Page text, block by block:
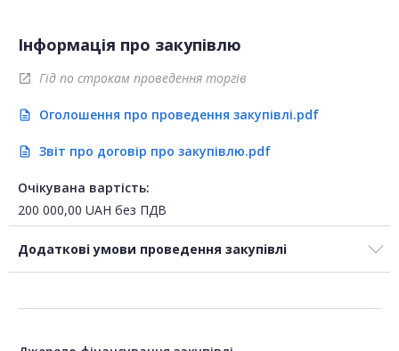
Інформація про закупівлю
open_in_new Гід по строкам проведення торгів
description Оголошення про проведення закупівлі.pdf
description Звіт про договір про закупівлю.pdf
Очікувана вартість:
200 000,00 UAH без ПДВ
Додаткові умови проведення закупівлі